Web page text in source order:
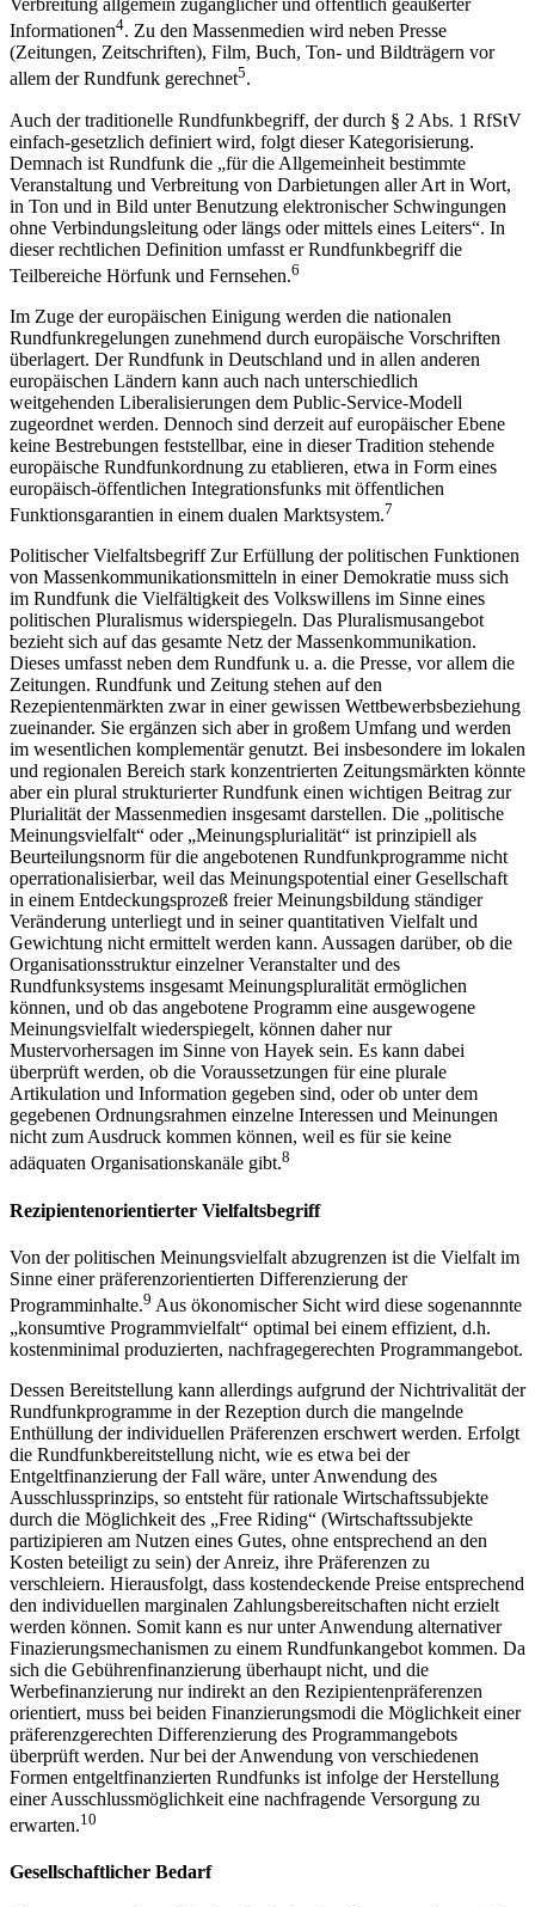
Verbreitung allgemein zugänglicher und öffentlich geäußerter
Informationen4. Zu den Massenmedien wird neben Presse
(Zeitungen, Zeitschriften), Film, Buch, Ton- und Bildträgern vor
allem der Rundfunk gerechnet5.
Auch der traditionelle Rundfunkbegriff, der durch § 2 Abs. 1 RfStV
einfach-gesetzlich definiert wird, folgt dieser Kategorisierung.
Demnach ist Rundfunk die „für die Allgemeinheit bestimmte
Veranstaltung und Verbreitung von Darbietungen aller Art in Wort,
in Ton und in Bild unter Benutzung elektronischer Schwingungen
ohne Verbindungsleitung oder längs oder mittels eines Leiters“. In
dieser rechtlichen Definition umfasst er Rundfunkbegriff die
Teilbereiche Hörfunk und Fernsehen.6
Im Zuge der europäischen Einigung werden die nationalen
Rundfunkregelungen zunehmend durch europäische Vorschriften
überlagert. Der Rundfunk in Deutschland und in allen anderen
europäischen Ländern kann auch nach unterschiedlich
weitgehenden Liberalisierungen dem Public-Service-Modell
zugeordnet werden. Dennoch sind derzeit auf europäischer Ebene
keine Bestrebungen feststellbar, eine in dieser Tradition stehende
europäische Rundfunkordnung zu etablieren, etwa in Form eines
europäisch-öffentlichen Integrationsfunks mit öffentlichen
Funktionsgarantien in einem dualen Marktsystem.7
Politischer Vielfaltsbegriff Zur Erfüllung der politischen Funktionen
von Massenkommunikationsmitteln in einer Demokratie muss sich
im Rundfunk die Vielfältigkeit des Volkswillens im Sinne eines
politischen Pluralismus widerspiegeln. Das Pluralismusangebot
bezieht sich auf das gesamte Netz der Massenkommunikation.
Dieses umfasst neben dem Rundfunk u. a. die Presse, vor allem die
Zeitungen. Rundfunk und Zeitung stehen auf den
Rezepientenmärkten zwar in einer gewissen Wettbewerbsbeziehung
zueinander. Sie ergänzen sich aber in großem Umfang und werden
im wesentlichen komplementär genutzt. Bei insbesondere im lokalen
und regionalen Bereich stark konzentrierten Zeitungsmärkten könnte
aber ein plural strukturierter Rundfunk einen wichtigen Beitrag zur
Plurialität der Massenmedien insgesamt darstellen. Die „politische
Meinungsvielfalt“ oder „Meinungsplurialität“ ist prinzipiell als
Beurteilungsnorm für die angebotenen Rundfunkprogramme nicht
operrationalisierbar, weil das Meinungspotential einer Gesellschaft
in einem Entdeckungsprozeß freier Meinungsbildung ständiger
Veränderung unterliegt und in seiner quantitativen Vielfalt und
Gewichtung nicht ermittelt werden kann. Aussagen darüber, ob die
Organisationsstruktur einzelner Veranstalter und des
Rundfunksystems insgesamt Meinungspluralität ermöglichen
können, und ob das angebotene Programm eine ausgewogene
Meinungsvielfalt wiederspiegelt, können daher nur
Mustervorhersagen im Sinne von Hayek sein. Es kann dabei
überprüft werden, ob die Voraussetzungen für eine plurale
Artikulation und Information gegeben sind, oder ob unter dem
gegebenen Ordnungsrahmen einzelne Interessen und Meinungen
nicht zum Ausdruck kommen können, weil es für sie keine
adäquaten Organisationskanäle gibt.8
Rezipientenorientierter Vielfaltsbegriff
Von der politischen Meinungsvielfalt abzugrenzen ist die Vielfalt im
Sinne einer präferenzorientierten Differenzierung der
Programminhalte.9 Aus ökonomischer Sicht wird diese sogenannnte
„konsumtive Programmvielfalt“ optimal bei einem effizient, d.h.
kostenminimal produzierten, nachfragegerechten Programmangebot.
Dessen Bereitstellung kann allerdings aufgrund der Nichtrivalität der
Rundfunkprogramme in der Rezeption durch die mangelnde
Enthüllung der individuellen Präferenzen erschwert werden. Erfolgt
die Rundfunkbereitstellung nicht, wie es etwa bei der
Entgeltfinanzierung der Fall wäre, unter Anwendung des
Ausschlussprinzips, so entsteht für rationale Wirtschaftssubjekte
durch die Möglichkeit des „Free Riding“ (Wirtschaftssubjekte
partizipieren am Nutzen eines Gutes, ohne entsprechend an den
Kosten beteiligt zu sein) der Anreiz, ihre Präferenzen zu
verschleiern. Hierausfolgt, dass kostendeckende Preise entsprechend
den individuellen marginalen Zahlungsbereitschaften nicht erzielt
werden können. Somit kann es nur unter Anwendung alternativer
Finazierungsmechanismen zu einem Rundfunkangebot kommen. Da
sich die Gebührenfinanzierung überhaupt nicht, und die
Werbefinanzierung nur indirekt an den Rezipientenpräferenzen
orientiert, muss bei beiden Finanzierungsmodi die Möglichkeit einer
präferenzgerechten Differenzierung des Programmangebots
überprüft werden. Nur bei der Anwendung von verschiedenen
Formen entgeltfinanzierten Rundfunks ist infolge der Herstellung
einer Ausschlussmöglichkeit eine nachfragende Versorgung zu
erwarten.10
Gesellschaftlicher Bedarf